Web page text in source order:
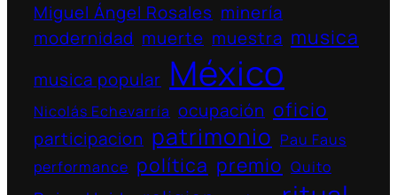
Miguel Ángel Rosales minería
modernidad muerte muestra musica
musica popular México
Nicolás Echevarría ocupación oficio
participacion patrimonio Pau Faus
performance política premio Quito